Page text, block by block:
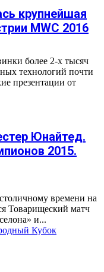
крупнейшая
MWC 2016
более 2-х тысяч
технологий почти
презентации от
Юнайтед.
2015.
времени на
Товарищеский матч
и...
Кубок